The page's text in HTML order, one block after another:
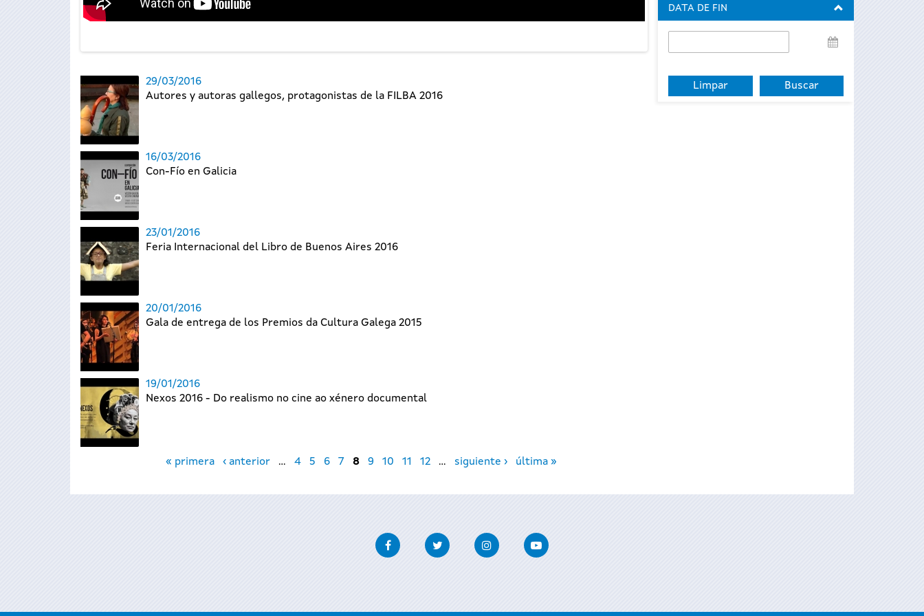
29/03/2016
Autores y autoras gallegos, protagonistas de la FILBA 2016
16/03/2016
Con-Fío en Galicia
23/01/2016
Feria Internacional del Libro de Buenos Aires 2016
20/01/2016
Gala de entrega de los Premios da Cultura Galega 2015
19/01/2016
Nexos 2016 - Do realismo no cine ao xénero documental
« primera ‹ anterior … 4 5 6 7 8 9 10 11 12 … siguiente › última »
DATA DE FIN
de
FacebookTwitter InstagramYoutube